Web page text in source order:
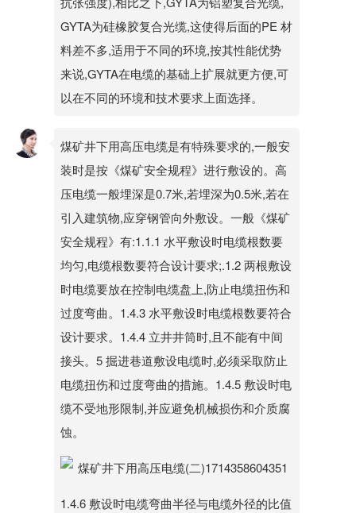
GYTA为硅橡胶复合光缆,这使得后面的PE 材
料差不多,适用于不同的环境,按其性能优势
来说,GYTA在电缆的基础上扩展就更方便,可
以在不同的环境和技术要求上面选择。
煤矿井下用高压电缆是有特殊要求的,一般安
装时是按《煤矿安全规程》进行敷设的。高
压电缆一般埋深是0.7米,若埋深为0.5米,若在
引入建筑物,应穿钢管向外敷设。一般《煤矿
安全规程》有:1.1.1 水平敷设时电缆根数要
均匀,电缆根数要符合设计要求;.1.2 两根敷设
时电缆要放在控制电缆盘上,防止电缆扭伤和
过度弯曲。1.4.3 水平敷设时电缆根数要符合
设计要求。1.4.4 立井井筒时,且不能有中间
接头。5 掘进巷道敷设电缆时,必须采取防止
电缆扭伤和过度弯曲的措施。1.4.5 敷设时电
缆不受地形限制,并应避免机械损伤和介质腐
蚀。
1.4.6 敷设时电缆弯曲半径与电缆外径的比值